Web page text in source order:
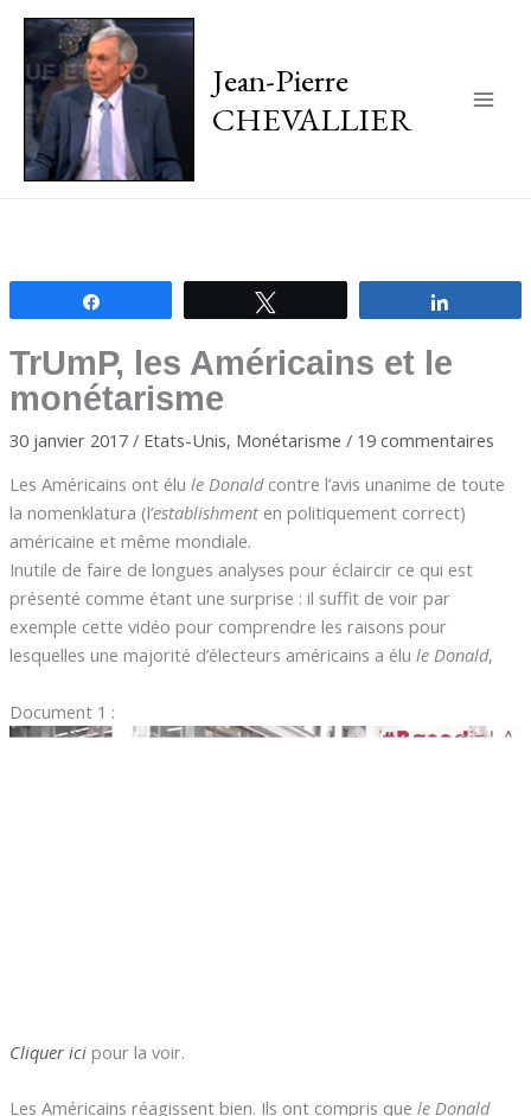
Jean-Pierre
CHEVALLIER
TrUmP, les Américains et le
monétarisme
30 janvier 2017 / Etats-Unis, Monétarisme / 19 commentaires
Les Américains ont élu le Donald contre l’avis unanime de toute
la nomenklatura (l’establishmenten politiquement correct)
américaine et même mondiale.
Inutile de faire de longues analyses pour éclaircir ce qui est
présenté comme étant une surprise : il suffit de voir par
exemple cette vidéo pour comprendre les raisons pour
lesquelles une majorité d’électeurs américains a élu le Donald,
Document 1 :
Cliquer icipour la voir.
Les Américains réagissent bien. Ils ont compris que le Donald